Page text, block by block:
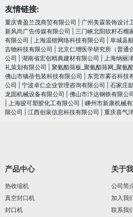
友情链接:
重庆青盈兰茂商贸有限公司 广州美霖装饰设计
新风尚广告传媒有限公司
三门峡北阳软籽石榴
有限公司
上海温锴网络科技有限公司 阜城县
吉物科技有限公司
北京仁增医学研究所（普通
公司
湖南省宏创精典建材有限公司 上海纳丽
礼策划有限公司
聚氨酯筛板_聚氨酯筛网_聚氨
佛山市镝蓓包装科技有限公司
东莞市雾谷科技
公司
宁波卓仁企业管理咨询有限公司 石家庄
龙固机械设备有限公司
佛山市汴达钢铁有限公
上海骏可塑胶化工有限公司 嵊州市新康机械
限公司
江西创泉信息科技有限公司 重庆喜气
产品中心
热收缩机
真空封口机
封口机
关于
公司简
加入我
联系我